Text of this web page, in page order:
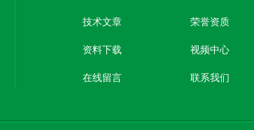
技术文章 荣誉资质
资料下载 视频中心
在线留言 联系我们